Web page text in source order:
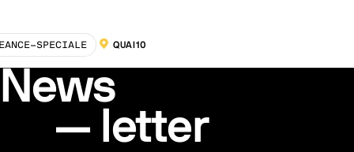
SPECIALE LOCALISATION :
QUAI10
News
letter